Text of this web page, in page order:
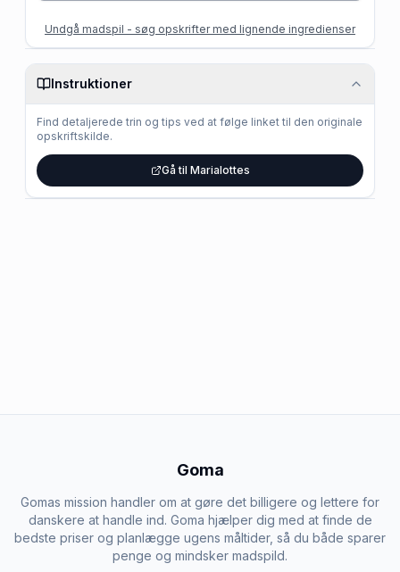
Undgå madspil - søg opskrifter med lignende ingredienser
Instruktioner
Find detaljerede trin og tips ved at følge linket til den originale
opskriftskilde.
Gå til Marialottes
Goma
Gomas mission handler om at gøre det billigere og lettere for
danskere at handle ind. Goma hjælper dig med at finde de
bedste priser og planlægge ugens måltider, så du både sparer
penge og mindsker madspild.